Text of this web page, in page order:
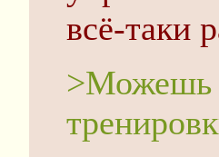
всё-таки
>Можешь